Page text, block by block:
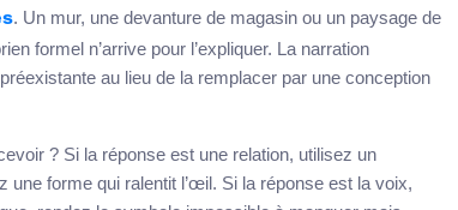
. Un mur, une devanture de magasin ou un paysage de
formel n’arrive pour l’expliquer. La narration
au lieu de la remplacer par une conception
? Si la réponse est une relation, utilisez un
forme qui ralentit l’œil. Si la réponse est la voix,